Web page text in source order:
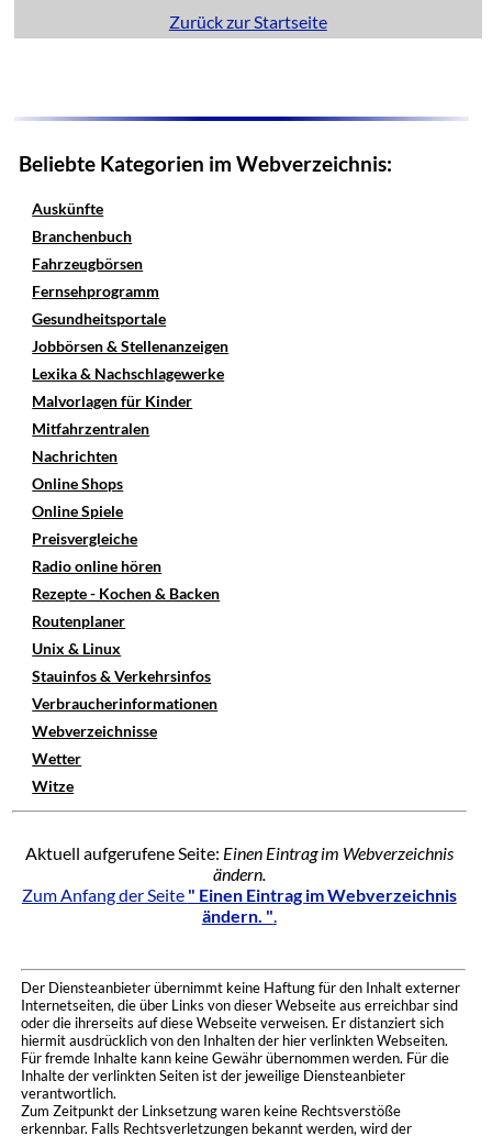
Zurück zur Startseite
Beliebte Kategorien im Webverzeichnis:
Auskünfte
Branchenbuch
Fahrzeugbörsen
Fernsehprogramm
Gesundheitsportale
Jobbörsen & Stellenanzeigen
Lexika & Nachschlagewerke
Malvorlagen für Kinder
Mitfahrzentralen
Nachrichten
Online Shops
Online Spiele
Preisvergleiche
Radio online hören
Rezepte - Kochen & Backen
Routenplaner
Unix & Linux
Stauinfos & Verkehrsinfos
Verbraucherinformationen
Webverzeichnisse
Wetter
Witze
Aktuell aufgerufene Seite: Einen Eintrag im Webverzeichnis
ändern.
Zum Anfang der Seite " Einen Eintrag im Webverzeichnis
ändern. ".
Der Diensteanbieter übernimmt keine Haftung für den Inhalt externer
Internetseiten, die über Links von dieser Webseite aus erreichbar sind
oder die ihrerseits auf diese Webseite verweisen. Er distanziert sich
hiermit ausdrücklich von den Inhalten der hier verlinkten Webseiten.
Für fremde Inhalte kann keine Gewähr übernommen werden. Für die
Inhalte der verlinkten Seiten ist der jeweilige Diensteanbieter
verantwortlich.
Zum Zeitpunkt der Linksetzung waren keine Rechtsverstöße
erkennbar. Falls Rechtsverletzungen bekannt werden, wird der